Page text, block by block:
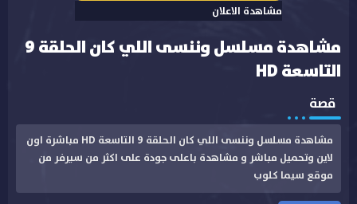
مشاهدة الاعلان
مشاهدة مسلسل وننسى اللي كان الحلقة 9
التاسعة HD
قصة
مشاهدة مسلسل وننسى اللي كان الحلقة 9 التاسعة HD مباشرة اون
لاين وتحميل مباشر و مشاهدة باعلى جودة على اكثر من سيرفر من
موقع سيما كلوب